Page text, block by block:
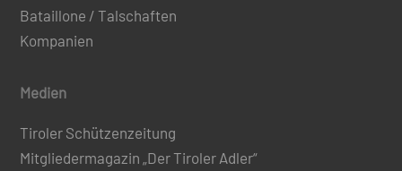
Bataillone / Talschaften
Kompanien
Medien
Tiroler Schützenzeitung
Mitgliedermagazin „Der Tiroler Adler“